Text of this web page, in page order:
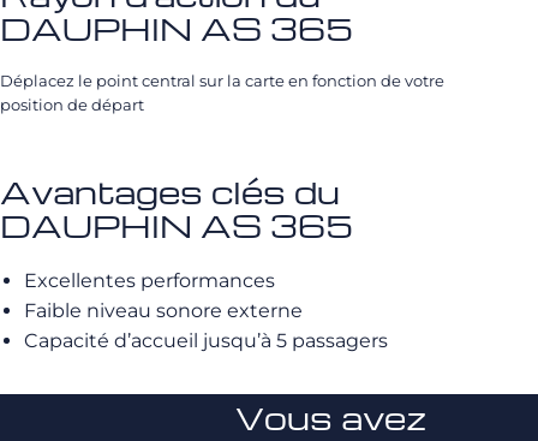
DAUPHIN AS 365
Déplacez le point central sur la carte en fonction de votre
position de départ
Avantages clés du
DAUPHIN AS 365
Excellentes performances
Faible niveau sonore externe
Capacité d’accueil jusqu’à 5 passagers
Vous avez